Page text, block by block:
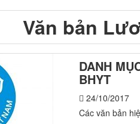
Văn bản
DANH
BHYT
24/10/2017
Các văn bản